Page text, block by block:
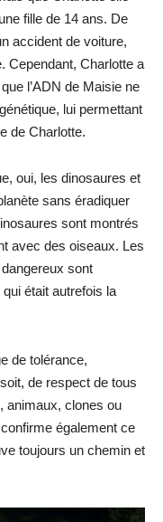
fille de 14 ans. De
accident de voiture,
Cependant, Charlotte a
l’ADN de Maisie ne
lui permettant
de Charlotte.
oui, les dinosaures et
sans éradiquer
sont montrés
avec des oiseaux. Les
sont
était autrefois la
de tolérance,
de respect de tous
animaux, clones ou
également ce
toujours un chemin et